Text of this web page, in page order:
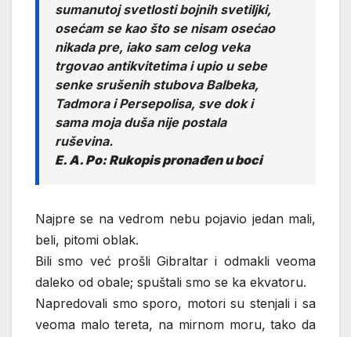
sumanutoj svetlosti bojnih svetiljki,
osećam se kao što se nisam osećao
nikada pre, iako sam celog veka
trgovao antikvitetima i upio u sebe
senke srušenih stubova Balbeka,
Tadmora i Persepolisa, sve dok i
sama moja duša nije postala
ruševina.
E. A. Po: Rukopis pronađen u boci
Najpre se na vedrom nebu pojavio jedan mali,
beli, pitomi oblak.
Bili smo već prošli Gibraltar i odmakli veoma
daleko od obale; spuštali smo se ka ekvatoru.
Napredovali smo sporo, motori su stenjali i sa
veoma malo tereta, na mirnom moru, tako da